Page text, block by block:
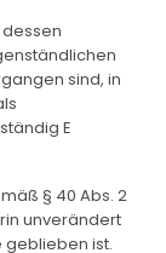
sind, in
E
§ 40 Abs. 2
unverändert
ist.